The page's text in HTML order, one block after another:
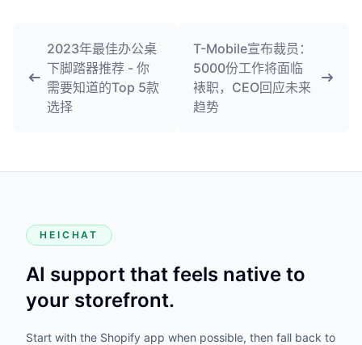
2023年最佳办公桌
下脚踏器推荐 - 你
需要知道的Top 5款
选择
T-Mobile宣布裁员：
5000份工作将面临
裱职，CEO回应未来
趋势
HEICHAT
AI support that feels native to
your storefront.
Start with the Shopify app when possible, then fall back to